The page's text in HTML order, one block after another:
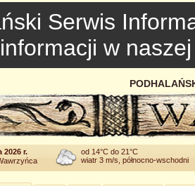
Serwis
w
2026 r.
od 14°C do 21°C
wiatr 3 m/s, północno-wschodni